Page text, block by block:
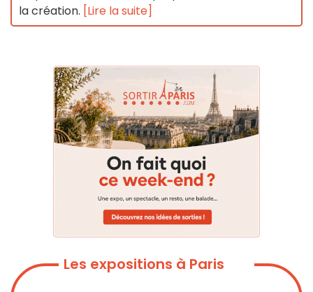
la création. [Lire la suite]
Les expositions à Paris